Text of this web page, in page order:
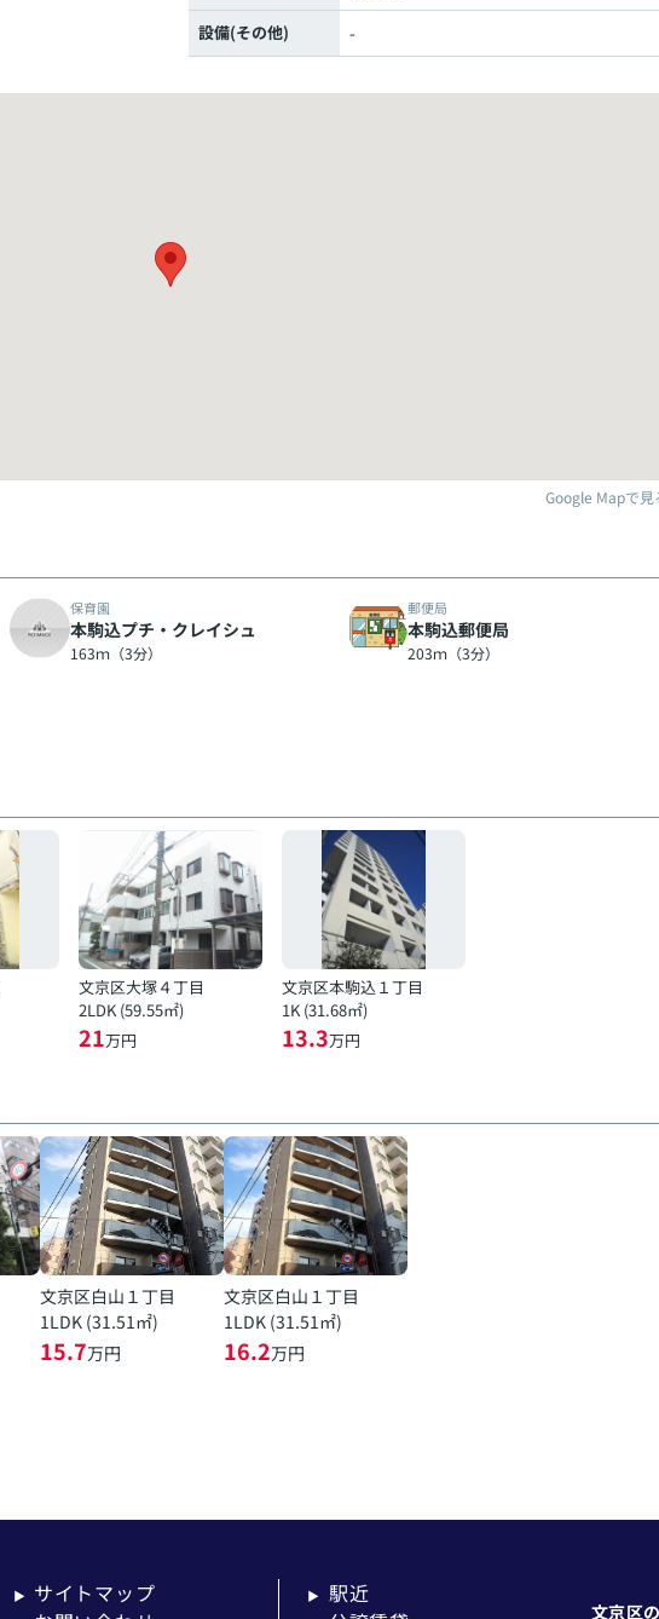
設備(その他) -
Google Mapで見
保育園
本駒込プチ・クレイシュ
163ｍ（3分）
郵便局
本駒込郵便局
203ｍ（3分）
文京区大塚４丁目
2LDK (59.55㎡)
21万円
文京区本駒込１丁目
1K (31.68㎡)
13.3万円
文京区白山１丁目
1LDK (31.51㎡)
15.7万円
文京区白山１丁目
1LDK (31.51㎡)
16.2万円
▶ サイトマップ ▶ 駅近
文京区